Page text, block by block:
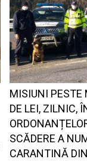
MISIUNI PESTE
DE LEI, ZILNIC,
SCĂDERE A
CARANTINĂ